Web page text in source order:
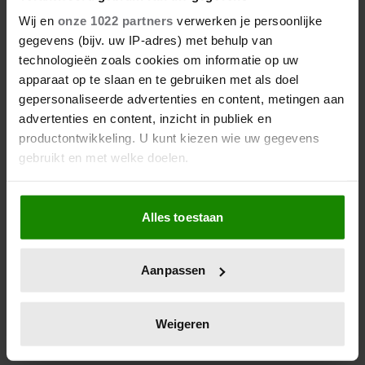
Wij en onze 1022 partners verwerken je persoonlijke
gegevens (bijv. uw IP-adres) met behulp van
technologieën zoals cookies om informatie op uw
apparaat op te slaan en te gebruiken met als doel
gepersonaliseerde advertenties en content, metingen aan
advertenties en content, inzicht in publiek en
productontwikkeling. U kunt kiezen wie uw gegevens
gebruikt en met welke doelen.
Als u het toestaat, willen we ook graag:
Informatie verzamelen over uw geografische
locatie, die tot een paar meter nauwkeurig kan zijn
scannen op specifieke eigenschappen (fingerprinting)
verwerkt en stel uw voorkeuren in het
intrekken in de Cookieverklaring.
Alles toestaan
Aanpassen
Weigeren
SCHADE ZOU AANRICHTEN’
TIJDENS EERSTE SOLOKLUS
Een spannende dag voor prinses Amalia (21). Zij
doopte zaterdag marineschip Den Helder in
Vlissingen. Tijdens de rondleiding grapte ze dat ze
hoopte 'geen schade' aan te richten op de brug, de
plek waar het schip wordt bestuurd.